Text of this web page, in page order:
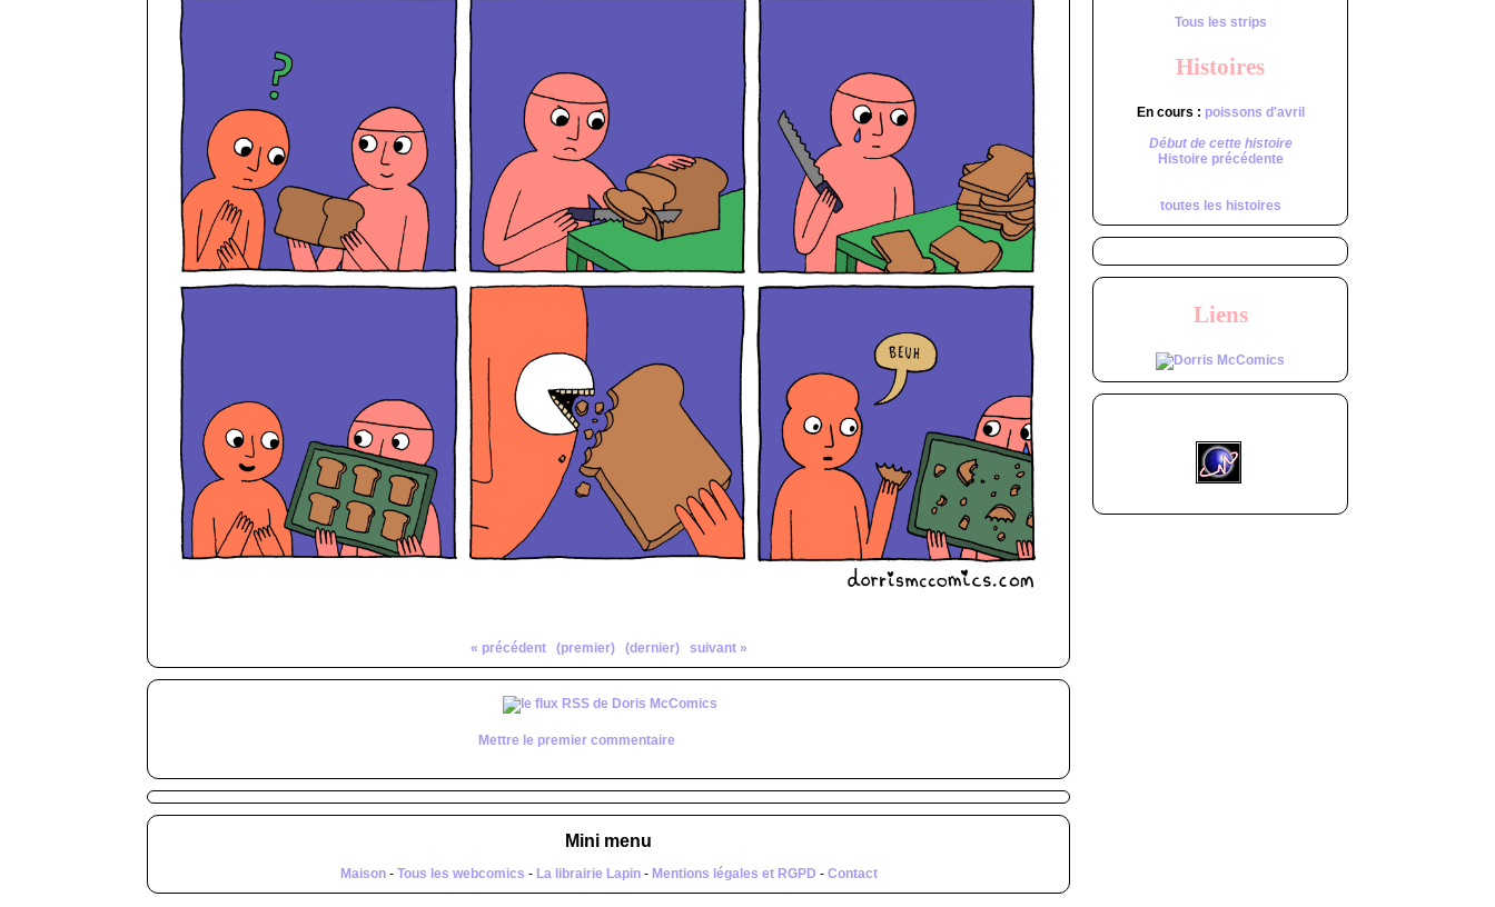
« précédent (premier) (dernier) suivant »
Mettre le premier commentaire
Mini menu
Maison- Tous les webcomics - La librairie Lapin- Mentions légales et RGPD - Contact
Tous les strips
Histoires
En cours : poissons d'avril
Début de cette histoire
Histoire précédente
toutes les histoires
Liens